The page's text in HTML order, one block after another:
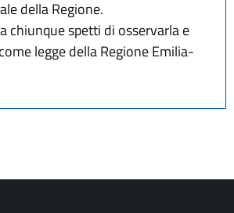
della Regione.
chiunque spetti di osservarla e
legge della Regione Emilia-